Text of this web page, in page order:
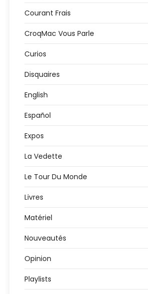
Courant Frais
CroqMac Vous Parle
Curios
Disquaires
English
Español
Expos
La Vedette
Le Tour Du Monde
Livres
Matériel
Nouveautés
Opinion
Playlists